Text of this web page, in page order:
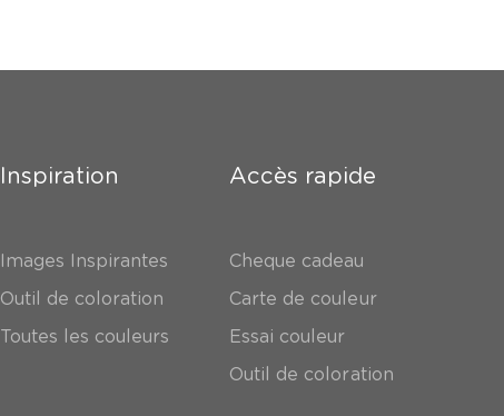
Inspiration
Images Inspirantes
Outil de coloration
Toutes les couleurs
Accès rapide
Cheque cadeau
Carte de couleur
Essai couleur
Outil de coloration